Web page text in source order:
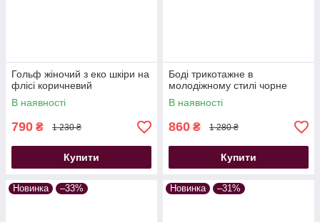
Гольф жіночий з еко шкіри на
флісі коричневий
В наявності
790 ₴ 1 230 ₴
Купити
Боді трикотажне в
молодіжному стилі чорне
В наявності
860 ₴ 1 280 ₴
Купити
Новинка –33% Новинка –31%